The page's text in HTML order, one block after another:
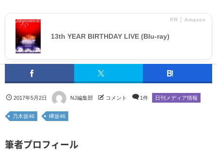
PR │ Amazon
13th YEAR BIRTHDAY LIVE (Blu-ray)
2017年5月2日 NJ編集部 コメント 1件 日刊メディア情報
乃木坂46 欅坂46
筆者プロフィール